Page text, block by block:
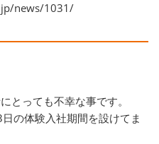
news/1031/
とっても不幸な事です。
の体験入社期間を設けてま